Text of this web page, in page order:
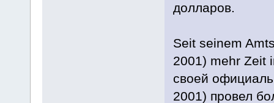
долларов.
Seit seinem
2001) mehr Zeit
своей
2001) провел